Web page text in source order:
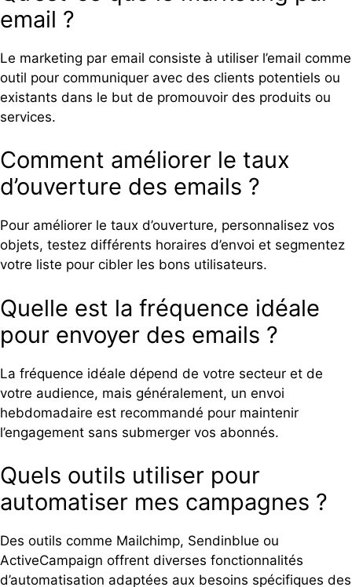
email ?
Le marketing par email consiste à utiliser l’email comme
outil pour communiquer avec des clients potentiels ou
existants dans le but de promouvoir des produits ou
services.
Comment améliorer le taux
d’ouverture des emails ?
Pour améliorer le taux d’ouverture, personnalisez vos
objets, testez différents horaires d’envoi et segmentez
votre liste pour cibler les bons utilisateurs.
Quelle est la fréquence idéale
pour envoyer des emails ?
La fréquence idéale dépend de votre secteur et de
votre audience, mais généralement, un envoi
hebdomadaire est recommandé pour maintenir
l’engagement sans submerger vos abonnés.
Quels outils utiliser pour
automatiser mes campagnes ?
Des outils comme Mailchimp, Sendinblue ou
ActiveCampaign offrent diverses fonctionnalités
d’automatisation adaptées aux besoins spécifiques des